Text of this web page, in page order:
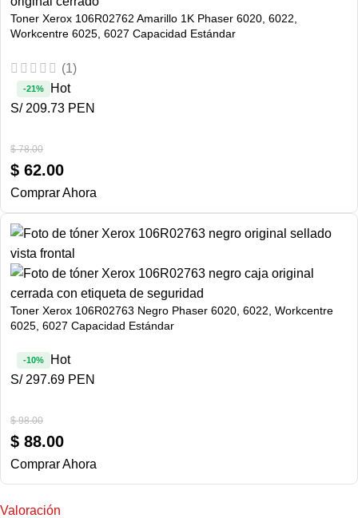
Toner Xerox 106R02762 Amarillo 1K Phaser 6020, 6022,
Workcentre 6025, 6027 Capacidad Estándar
(1)
$78.00
$ 62.00
-21%
Hot
S/ 209.73 PEN
Comprar Ahora
Toner Xerox 106R02763 Negro Phaser 6020, 6022, Workcentre
6025, 6027 Capacidad Estándar
$98.00
$ 88.00
-10%
Hot
S/ 297.69 PEN
Comprar Ahora
Valoración